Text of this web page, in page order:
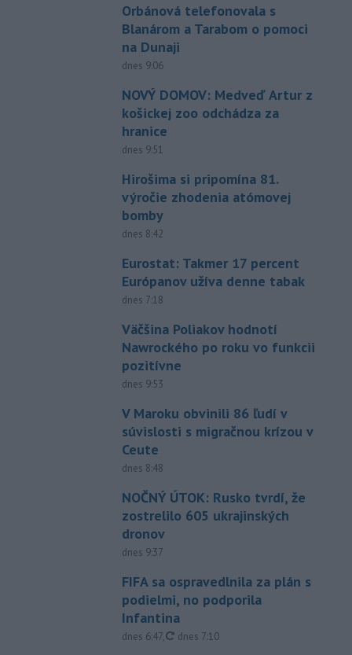
Orbánová telefonovala s
Blanárom a Tarabom o pomoci
na Dunaji
dnes 9:06
NOVÝ DOMOV: Medveď Artur z
košickej zoo odchádza za
hranice
dnes 9:51
Hirošima si pripomína 81.
výročie zhodenia atómovej
bomby
dnes 8:42
Eurostat: Takmer 17 percent
Európanov užíva denne tabak
dnes 7:18
Väčšina Poliakov hodnotí
Nawrockého po roku vo funkcii
pozitívne
dnes 9:53
V Maroku obvinili 86 ľudí v
súvislosti s migračnou krízou v
Ceute
dnes 8:48
NOČNÝ ÚTOK: Rusko tvrdí, že
zostrelilo 605 ukrajinských
dronov
dnes 9:37
FIFA sa ospravedlnila za plán s
podielmi, no podporila
Infantina
dnes 6:47, aktualizované
dnes 7:10